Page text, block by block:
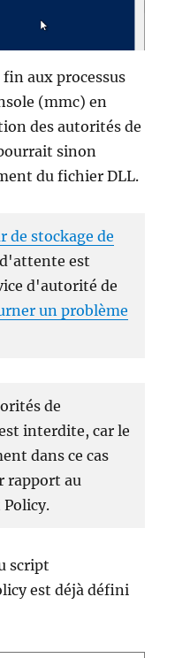
aux processus
(mmc) en
des autorités de
sinon
du fichier DLL.
de stockage de
est
d'autorité de
un problème
de
interdite, car le
dans ce cas
rapport au
script
est déjà défini